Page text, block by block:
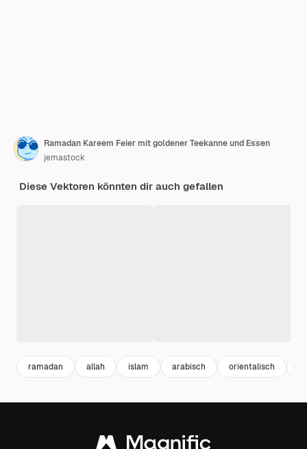
Ramadan Kareem Feier mit goldener Teekanne und Essen
jemastock
Diese Vektoren könnten dir auch gefallen
ramadan allah islam arabisch orientalisch